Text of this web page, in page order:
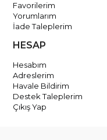
Favorilerim
Yorumlarım
İade Taleplerim
HESAP
Hesabım
Adreslerim
Havale Bildirim
Destek Taleplerim
Çıkış Yap